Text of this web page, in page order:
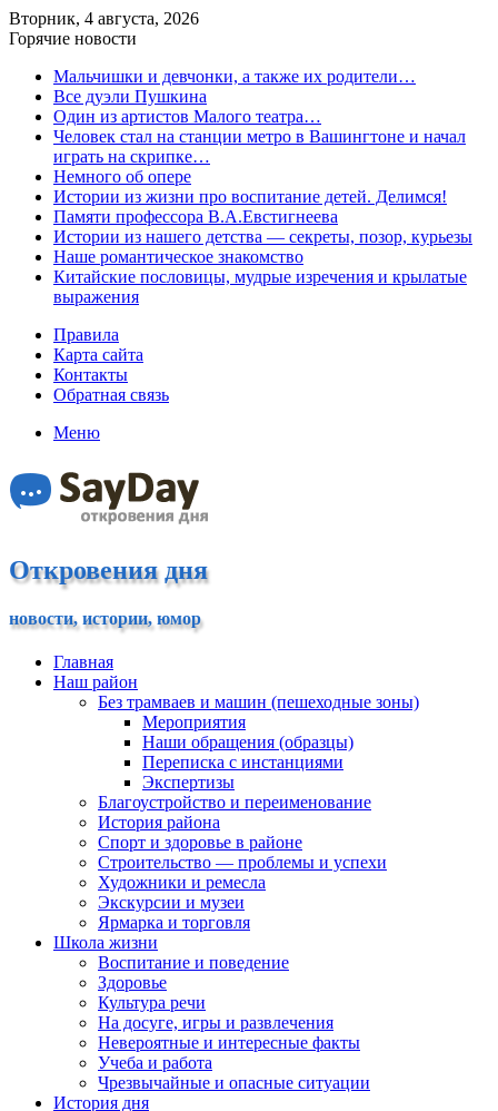
Вторник, 4 августа, 2026
Горячие новости
Мальчишки и девчонки, а также их родители…
Все дуэли Пушкина
Один из артистов Малого театра…
Человек стал на станции метро в Вашингтоне и начал
играть на скрипке…
Немного об опере
Истории из жизни про воспитание детей. Делимся!
Памяти профессора В.А.Евстигнеева
Истории из нашего детства — секреты, позор, курьезы
Наше романтическое знакомство
Китайские пословицы, мудрые изречения и крылатые
выражения
Правила
Карта сайта
Контакты
Обратная связь
Меню
Откровения дня
новости, истории, юмор
Главная
Наш район
Без трамваев и машин (пешеходные зоны)
Мероприятия
Наши обращения (образцы)
Переписка с инстанциями
Экспертизы
Благоустройство и переименование
История района
Спорт и здоровье в районе
Строительство — проблемы и успехи
Художники и ремесла
Экскурсии и музеи
Ярмарка и торговля
Школа жизни
Воспитание и поведение
Здоровье
Культура речи
На досуге, игры и развлечения
Невероятные и интересные факты
Учеба и работа
Чрезвычайные и опасные ситуации
История дня